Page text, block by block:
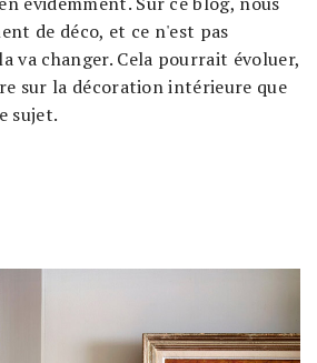
de déco, et ce n'est pas
va changer. Cela pourrait évoluer,
sur la décoration intérieure que
sujet.